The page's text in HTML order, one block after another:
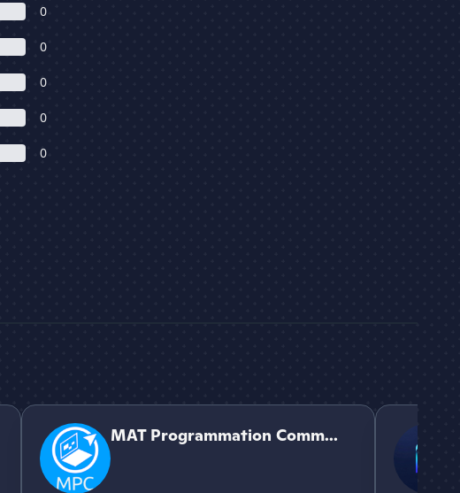
0
0
0
0
0
MAT Programmation Community
MAT Programmation Comm...
🔧・Novus